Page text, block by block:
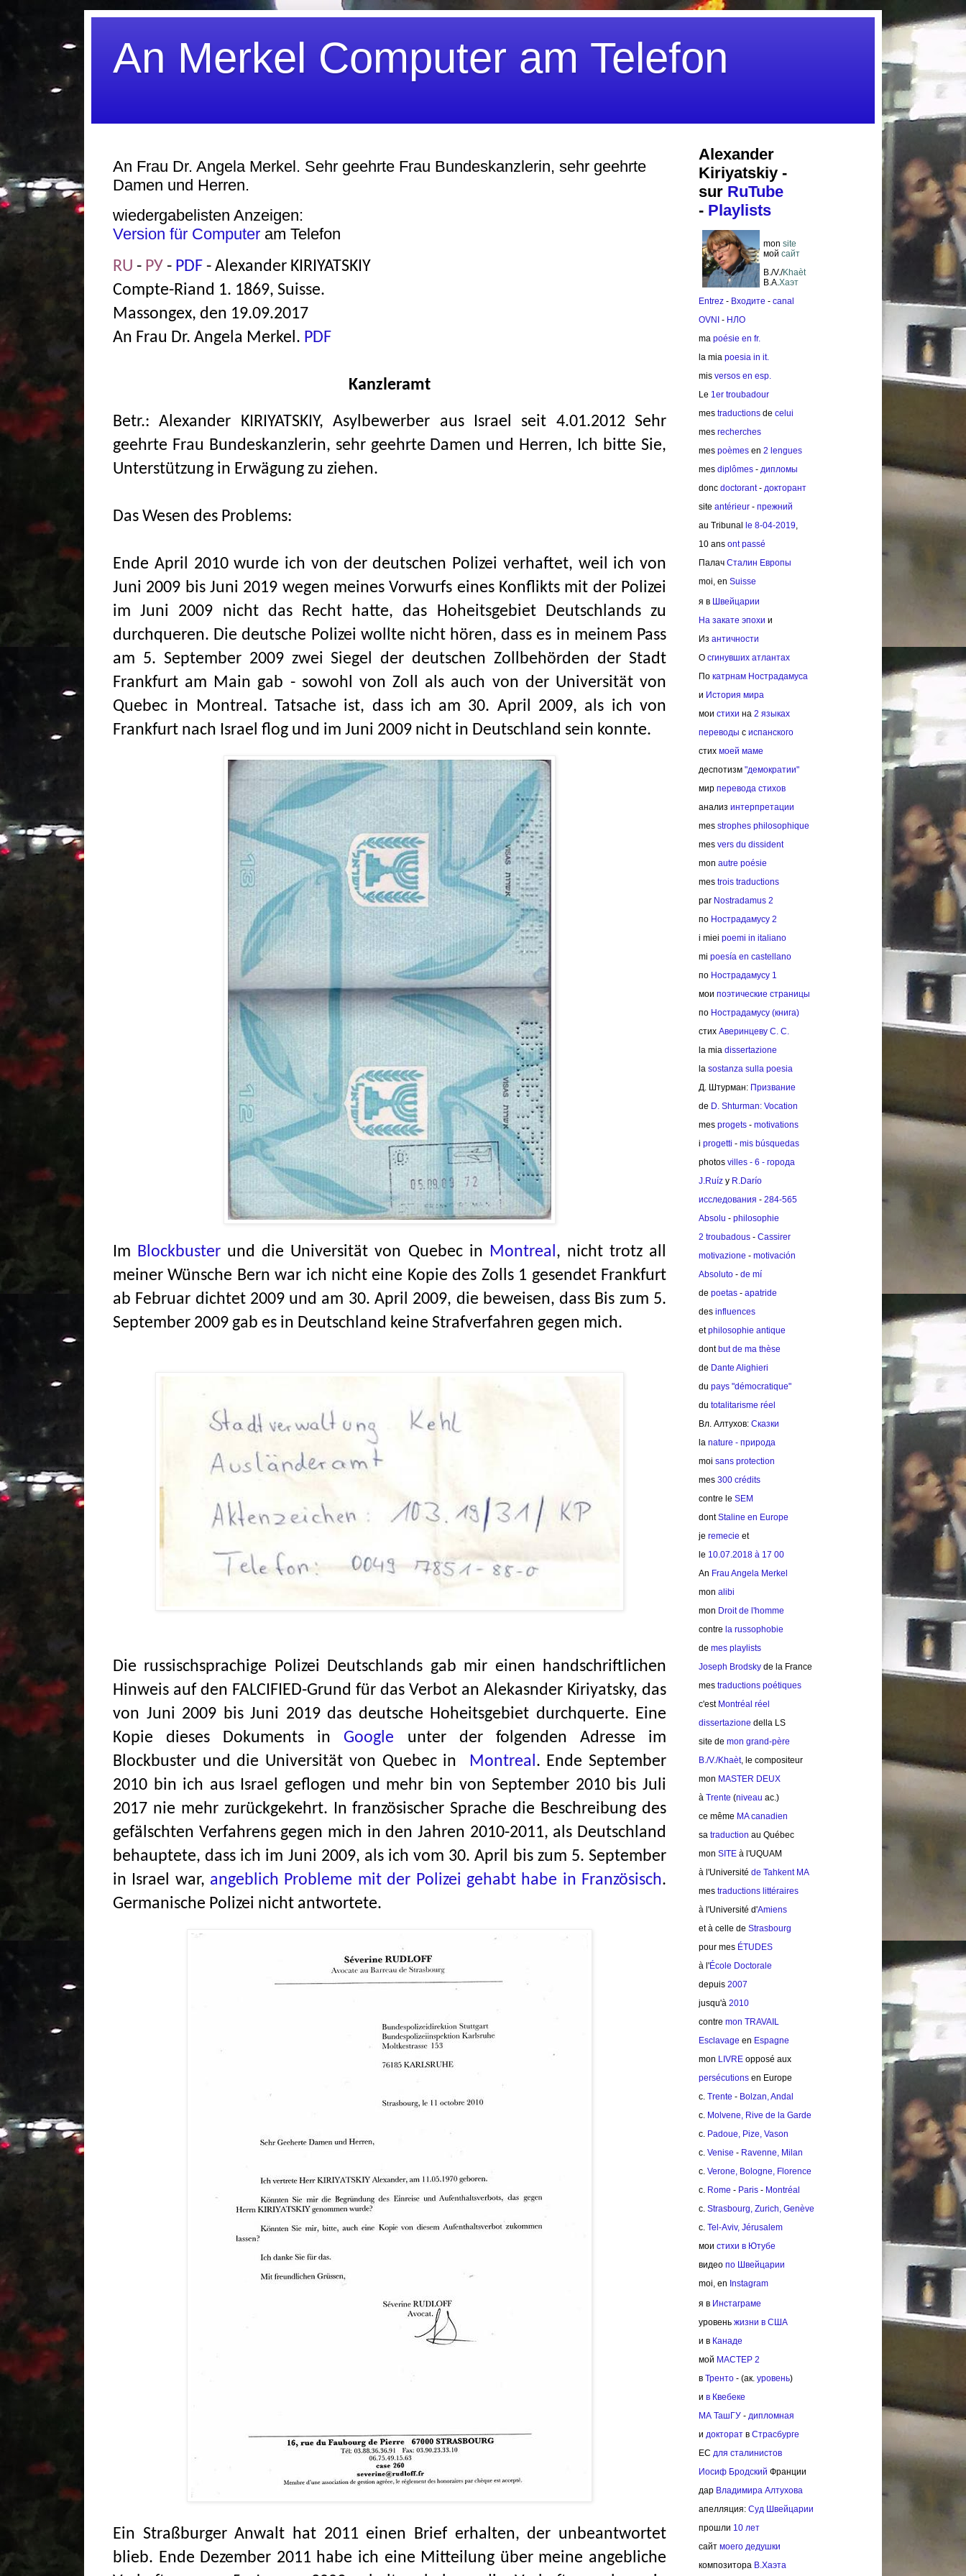
An Merkel Сomputer am Telefon
An Frau Dr. Angela Merkel. Sehr geehrte Frau Bundeskanzlerin, sehr geehrte
Damen und Herren.
wiedergabelisten Anzeigen:
Version für Computer am Telefon
RU - РУ - PDF - Alexander KIRIYATSKIY
Compte-Riand 1. 1869, Suisse.
Massongex, den 19.09.2017
An Frau Dr. Angela Merkel. PDF
Kanzleramt
Betr.: Alexander KIRIYATSKIY, Asylbewerber aus Israel seit 4.01.2012 Sehr
geehrte Frau Bundeskanzlerin, sehr geehrte Damen und Herren, Ich bitte Sie,
Unterstützung in Erwägung zu ziehen.
Das Wesen des Problems:
Ende April 2010 wurde ich von der deutschen Polizei verhaftet, weil ich von
Juni 2009 bis Juni 2019 wegen meines Vorwurfs eines Konflikts mit der Polizei
im Juni 2009 nicht das Recht hatte, das Hoheitsgebiet Deutschlands zu
durchqueren. Die deutsche Polizei wollte nicht hören, dass es in meinem Pass
am 5. September 2009 zwei Siegel der deutschen Zollbehörden der Stadt
Frankfurt am Main gab - sowohl von Zoll als auch von der Universität von
Quebec in Montreal. Tatsache ist, dass ich am 30. April 2009, als ich von
Frankfurt nach Israel flog und im Juni 2009 nicht in Deutschland sein konnte.
Im Blockbuster und die Universität von Quebec in Montreal, nicht trotz all
meiner Wünsche Bern war ich nicht eine Kopie des Zolls 1 gesendet Frankfurt
ab Februar dichtet 2009 und am 30. April 2009, die beweisen, dass Bis zum 5.
September 2009 gab es in Deutschland keine Strafverfahren gegen mich.
Die russischsprachige Polizei Deutschlands gab mir einen handschriftlichen
Hinweis auf den FALCIFIED-Grund für das Verbot an Alekasnder Kiriyatsky, das
von Juni 2009 bis Juni 2019 das deutsche Hoheitsgebiet durchquerte. Eine
Kopie dieses Dokuments in Google
unter der folgenden Adresse im
Blockbuster und die Universität von Quebec in Montreal. Ende September
2010 bin ich aus Israel geflogen und mehr bin von September 2010 bis Juli
2017 nie mehr zurückgekehrt. In französischer Sprache die Beschreibung des
gefälschten Verfahrens gegen mich in den Jahren 2010-2011, als Deutschland
behauptete, dass ich im Juni 2009, als ich vom 30. April bis zum 5. September
in Israel war, angeblich Probleme mit der Polizei gehabt habe in Französisch.
Germanische Polizei nicht antwortete.
Ein Straßburger Anwalt hat 2011 einen Brief erhalten, der unbeantwortet
blieb. Ende Dezember 2011 habe ich eine Mitteilung über meine angebliche
Alexander
Kiriyatskiy -
sur RuTube
- Playlists
mon site
мoй сайт
B./V./Khaèt
В.А.Хаэт
Entrez - Входите - canal
OVNI - НЛО
ma poésie en fr.
la mia poesia in it.
mis versos en esp.
Le 1er troubadour
mes traductions de celui
mes recherches
mes poèmes en 2 lengues
mes diplômes - дипломы
donc doctorant- докторант
site antérieur - прежний
au Tribunal
le 8-04-2019,
10 ans ont passé
Палач Сталин Европы
moi, en Suisse
я в Швейцарии
На закате эпохи и
Из античности
О сгинувших атлантах
По катрнам Нострадамуса
и История мира
мои стихи на 2 языках
переводы с испанского
стих моей маме
деспотизм "демократии"
мир перевода стихов
анализ интерпретации
mes strophes philosophique
mes vers du dissident
mon autre poésie
mes trois traductions
par Nostradamus 2
по Нострадамусу 2
i miei poemi in italiano
mi poesía en castellano
по Нострадамусу 1
мои поэтические страницы
по Нострадамусу (книга)
стих Аверинцеву С. С.
la mia dissertazione
la sostanza sulla poesia
Д. Штурман: Призвание
de D. Shturman: Vocation
mes progets - motivations
i progetti - mis búsquedas
photos villes - 6 - города
J.Ruíz y R.Darío
исследования - 284-565
Absolu - philosophie
2 troubadous - Cassirer
motivazione - motivación
Absoluto - de mí
de poetas - apatride
des influences
etphilosophie antique
dont but de ma thèse
de Dante Alighieri
du pays "démocratique"
du totalitarisme réel
Вл. Алтухов: Сказки
la nature - природа
moi sans protection
mes 300 crédits
contre le SEM
dontStaline en Europe
je remecie et
le 10.07.2018 à 17 00
An Frau Angela Merkel
mon alibi
mon Droit de l'homme
сontre la russophobie
de mes playlists
Joseph Brodsky de la France
mes traductions poétiques
c'est Montréal réel
dissertazione della LS
site de mon grand-père
B./V./Khaèt, le compositeur
mon MASTER DEUX
à Trente (niveau ac.)
ce même MA canadien
sa traduction au Québec
mon SITE à l'UQUAM
à l'Université de Tahkent MA
mes traductions littéraires
à l'Université d'Amiens
et à celle de Strasbourg
pour mes ÉTUDES
à l'École Doctorale
depuis 2007
jusqu'à 2010
contre mon TRAVAIL
Esclavage en Espagne
mon LIVRE opposé aux
persécutions en Europe
c. Trente - Bolzan, Andal
c. Molvene, Rive de la Garde
c. Padoue, Pize, Vason
c. Venise - Ravenne, Milan
c. Verone, Bologne, Florence
c. Rome - Paris - Montréal
c. Strasbourg, Zurich, Genève
c. Tel-Aviv, Jérusalem
мои стихи в Ютубе
видео по Швейцарии
moi, en Instagram
я в Инстаграме
уровень жизни в США
и в Канаде
мoй МАСТЕР 2
в Тренто - (ак. уровень)
и в Квебеке
МА ТашГУ - дипломная
и докторат в Страсбурге
EC для сталинистов
Иосиф Бродский Франции
дар Владимира Алтухова
апелляция: Cуд Швейцарии
прошли 10 лет
cайт моего дедушки
композитора В.Хаэта